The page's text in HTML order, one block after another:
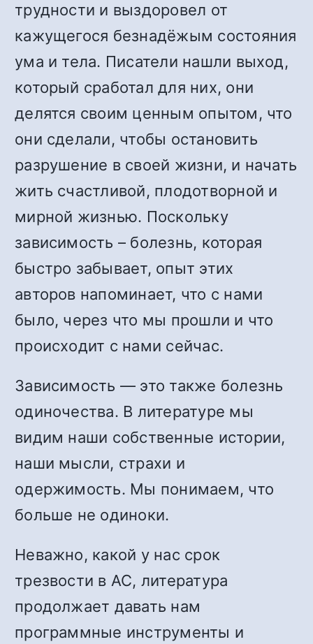
трудности и выздоровел от
кажущегося безнадёжым состояния
ума и тела. Писатели нашли выход,
который сработал для них, они
делятся своим ценным опытом, что
они сделали, чтобы остановить
разрушение в своей жизни, и начать
жить счастливой, плодотворной и
мирной жизнью. Поскольку
зависимость – болезнь, которая
быстро забывает, опыт этих
авторов напоминает, что с нами
было, через что мы прошли и что
происходит с нами сейчас.
Зависимость — это также болезнь
одиночества. В литературе мы
видим наши собственные истории,
наши мысли, страхи и
одержимость. Мы понимаем, что
больше не одиноки.
Неважно, какой у нас срок
трезвости в АС, литература
продолжает давать нам
программные инструменты и